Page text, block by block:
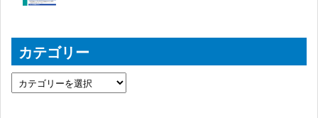
カテゴリー